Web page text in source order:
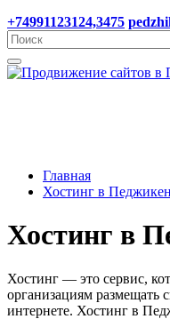
+74991123124,3475
Главная
Хостинг в
Хостинг в
Хостинг — это сервис,
организациям размещать
интернете. Хостинг в